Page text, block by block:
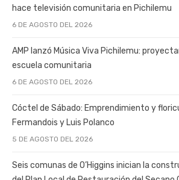
hace televisión comunitaria en Pichilemu
6 DE AGOSTO DEL 2026
AMP lanzó Música Viva Pichilemu:
escuela comunitaria
6 DE AGOSTO DEL 2026
Cóctel de Sábado: Emprendimiento y
Fermandois y Luis Polanco
5 DE AGOSTO DEL 2026
Seis comunas de O’Higgins inician la